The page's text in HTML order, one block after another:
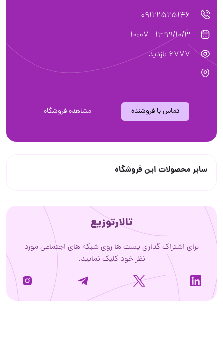
09122525146
1399/10/3 - 10:07
6777 بازدید
تماس با فروشنده مشاهده فروشگاه
سایر محصولات این فروشگاه
تالارتوزیع
برای اشتراک گذاری پست ها روی شبکه های اجتماعی مورد
نظر خود کلیک نمایید.